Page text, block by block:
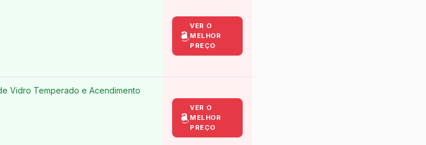
VER O
MELHOR
PREÇO
Vidro Temperado e Acendimento
VER O
MELHOR
PREÇO